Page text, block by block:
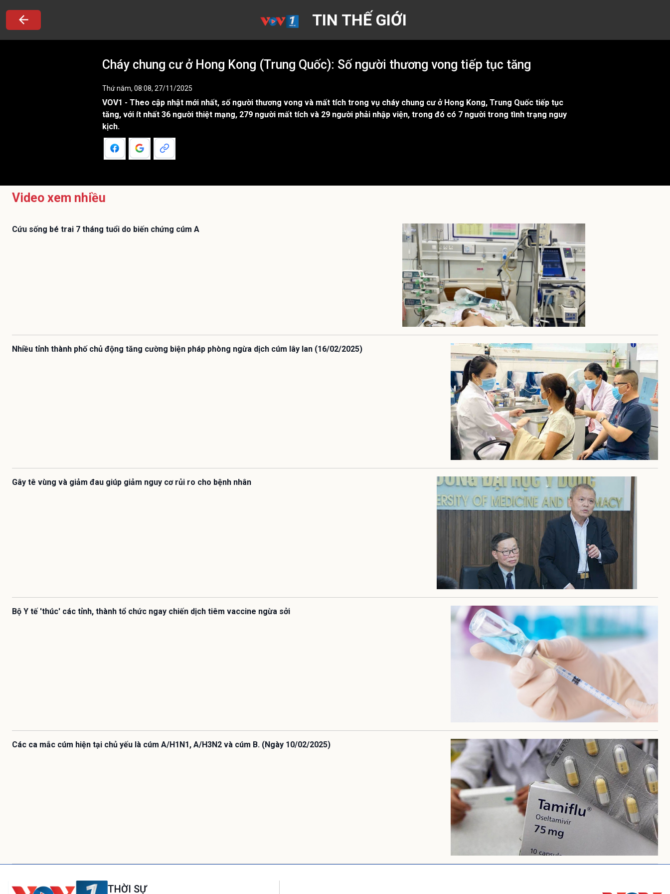
TIN THẾ GIỚI
Cháy chung cư ở Hong Kong (Trung Quốc): Số người thương vong tiếp tục tăng
Thứ năm, 08:08, 27/11/2025
VOV1 - Theo cập nhật mới nhất, số người thương vong và mất tích trong vụ cháy chung cư ở Hong Kong, Trung Quốc tiếp tục
tăng, với ít nhất 36 người thiệt mạng, 279 người mất tích và 29 người phải nhập viện, trong đó có 7 người trong tình trạng nguy
kịch.
Video xem nhiều
Cứu sống bé trai 7 tháng tuổi do biến chứng cúm A
Nhiều tỉnh thành phố chủ động tăng cường biện pháp phòng ngừa dịch cúm lây lan (16/02/2025)
Gây tê vùng và giảm đau giúp giảm nguy cơ rủi ro cho bệnh nhân
Bộ Y tế 'thúc' các tỉnh, thành tổ chức ngay chiến dịch tiêm vaccine ngừa sởi
Các ca mắc cúm hiện tại chủ yếu là cúm A/H1N1, A/H3N2 và cúm B. (Ngày 10/02/2025)
THỜI SỰ